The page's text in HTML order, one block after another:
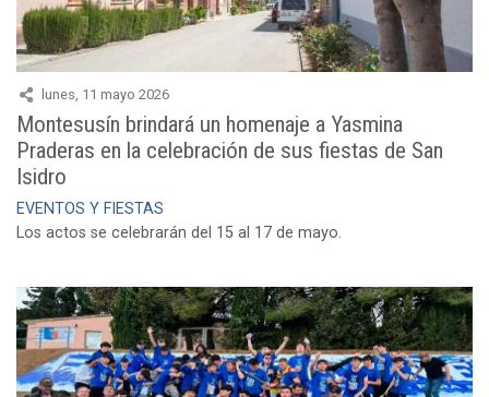
lunes, 11 mayo 2026
Montesusín brindará un homenaje a Yasmina
Praderas en la celebración de sus fiestas de San
Isidro
EVENTOS Y FIESTAS
Los actos se celebrarán del 15 al 17 de mayo.